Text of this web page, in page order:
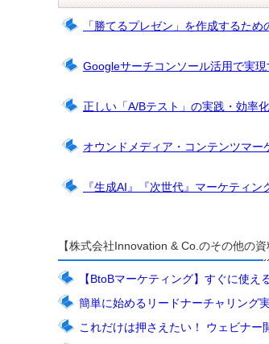
「勝てるプレゼン」を作成するた
Googleサーチコンソール活用で実
正しい「A/Bテスト」の実践・効率
オウンドメディア・コンテンツマ
『生成AI』『次世代』マーケティ
【株式会社Innovation & Co.のその他の資
【BtoBマーケティング】すぐに使え
簡単に始めるリードナーチャリング
これだけは押さえたい！ ウェビナー